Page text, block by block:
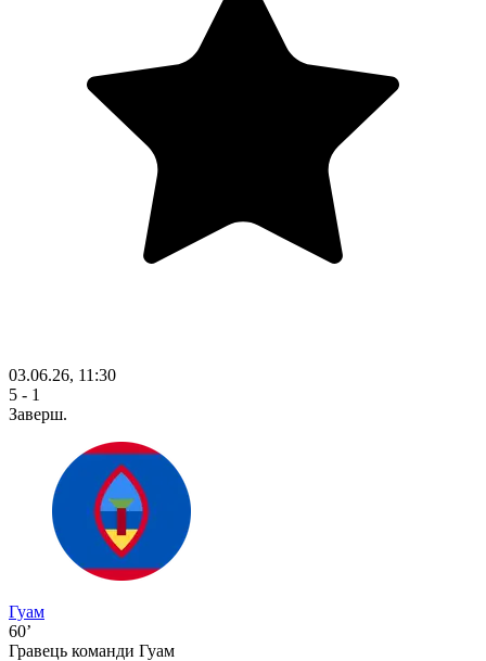
03.06.26, 11:30
5 - 1
Заверш.
Гуам
60’
Гравець команди Гуам